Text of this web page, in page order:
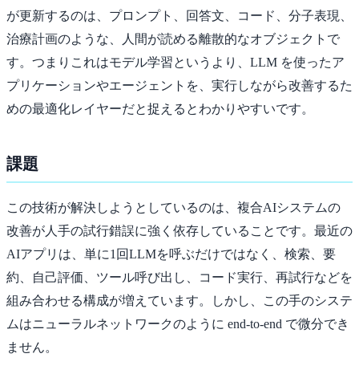
が更新するのは、プロンプト、回答文、コード、分子表現、
治療計画のような、人間が読める離散的なオブジェクトで
す。つまりこれはモデル学習というより、LLM を使ったア
プリケーションやエージェントを、実行しながら改善するた
めの最適化レイヤーだと捉えるとわかりやすいです。
課題
この技術が解決しようとしているのは、複合AIシステムの
改善が人手の試行錯誤に強く依存していることです。最近の
AIアプリは、単に1回LLMを呼ぶだけではなく、検索、要
約、自己評価、ツール呼び出し、コード実行、再試行などを
組み合わせる構成が増えています。しかし、この手のシステ
ムはニューラルネットワークのように end-to-end で微分でき
ません。